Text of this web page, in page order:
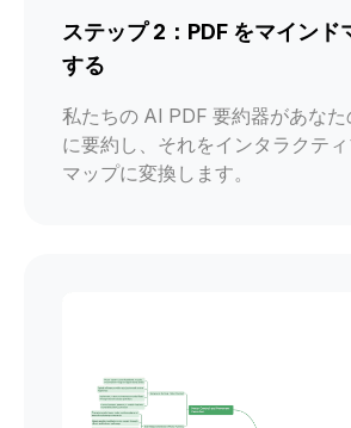
ステップ 2：PDF をマインド
する
私たちの AI PDF 要約器があな
に要約し、それをインタラクテ
マップに変換します。